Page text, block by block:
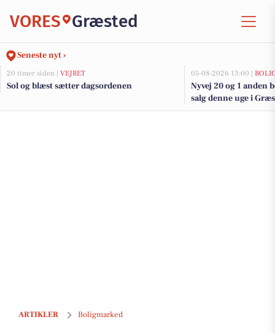
VORES Græsted
Seneste nyt ›
20 timer siden | VEJRET
Sol og blæst sætter dagsordenen
05-08-2026 13:00 |
Nyvej 20 og 1 anden
salg denne uge i
ARTIKLER Boligmarked
Luksusbolig netop kommet til salg i Græsted: Se hvad du skal